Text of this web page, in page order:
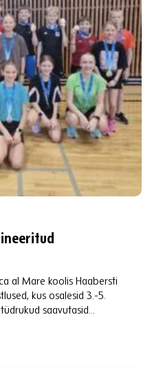
al Mare koolis Haabersti
kus osalesid 3.-5.
saavutasid...